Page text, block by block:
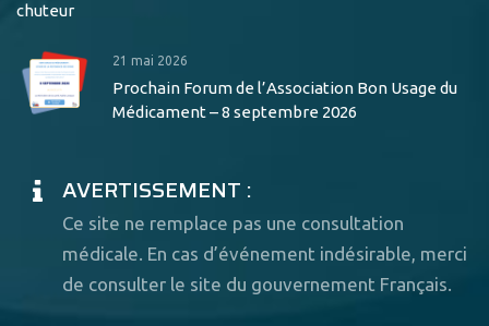
chuteur
21 mai 2026
Prochain Forum de l’Association Bon Usage du
Médicament – 8 septembre 2026
AVERTISSEMENT :
Ce site ne remplace pas une consultation
médicale. En cas d’événement indésirable, merci
de consulter le site du gouvernement Français.